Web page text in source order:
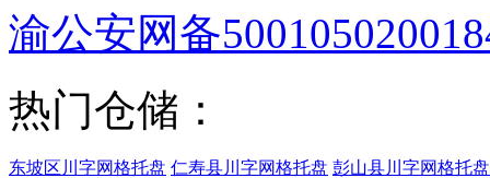
渝公安网备
热门仓储：
东坡区川字网格托盘 仁寿县川字网格托盘 彭山县川字网格托盘